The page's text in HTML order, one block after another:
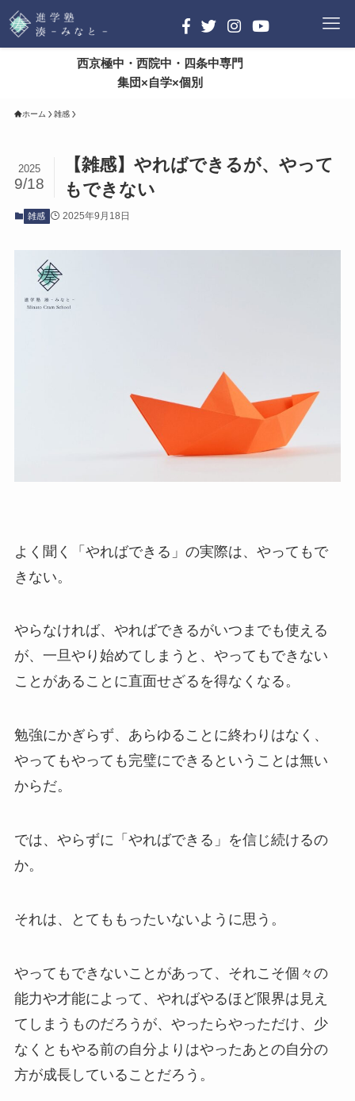
西京極中・西院中・四条中専門
集団×自学×個別
ホーム 雑感
【雑感】やればできるが、やって
もできない
2025
9/18
雑感 2025年9月18日
よく聞く「やればできる」の実際は、やってもで
きない。
やらなければ、やればできるがいつまでも使える
が、一旦やり始めてしまうと、やってもできない
ことがあることに直面せざるを得なくなる。
勉強にかぎらず、あらゆることに終わりはなく、
やってもやっても完璧にできるということは無い
からだ。
では、やらずに「やればできる」を信じ続けるの
か。
それは、とてももったいないように思う。
やってもできないことがあって、それこそ個々の
能力や才能によって、やればやるほど限界は見え
てしまうものだろうが、やったらやっただけ、少
なくともやる前の自分よりはやったあとの自分の
方が成長していることだろう。